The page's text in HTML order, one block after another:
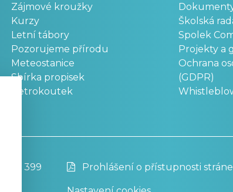
Zájmové kroužky
Kurzy
Letní tábory
Pozorujeme přírodu
Meteostanice
Sbírka propisek
Retrokoutek
Školská
Spolek
Projekty a
Ochrana
(GDPR)
399 Prohlášení o přístupnosti